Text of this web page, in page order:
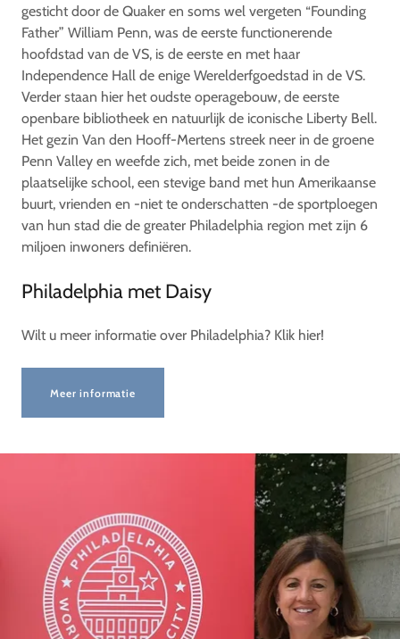
gesticht door de Quaker en soms wel vergeten “Founding
Father” William Penn, was de eerste functionerende
hoofdstad van de VS, is de eerste en met haar
Independence Hall de enige Werelderfgoedstad in de VS.
Verder staan hier het oudste operagebouw, de eerste
openbare bibliotheek en natuurlijk de iconische Liberty Bell.
Het gezin Van den Hooff-Mertens streek neer in de groene
Penn Valley en weefde zich, met beide zonen in de
plaatselijke school, een stevige band met hun Amerikaanse
buurt, vrienden en -niet te onderschatten -de sportploegen
van hun stad die de greater Philadelphia region met zijn 6
miljoen inwoners definiëren.
Philadelphia met Daisy
Wilt u meer informatie over Philadelphia? Klik hier!
Meer informatie